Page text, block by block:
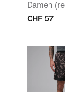
Damen
CHF 57